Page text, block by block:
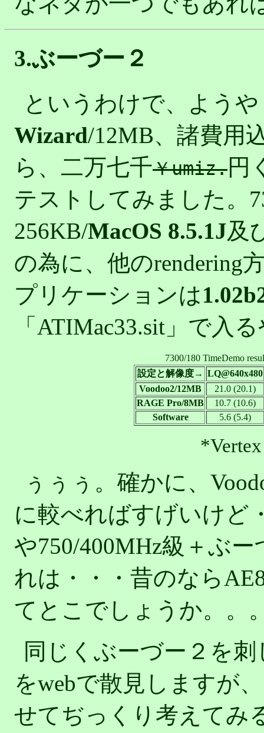
3.ぶーづー２
というわけで、よう
Wizard/12MB、諸費用
ら、二万七千￥umiz.円
テストしてみました。
256KB/MacOS 8.5.1J及
の為に、他のrendering
プリケーションは
「ATIMac33.sit」で入
7300/180 TimeDemo
設定と解像度→ LQ@640x480
Voodoo2/12MB
21.0 (20.1)
RAGE Pro/8MB
10.7 (10.6)
Software
5.6 (5.4)
ぅぅぅ。確かに、
に較べればすげいけど
や750/400MHz級＋ぶ
れは・・・昔のなら
てとこでしょうか。。
同じくぶーづー２を
をwebで散見しますが
せてぢっくり考えてみ